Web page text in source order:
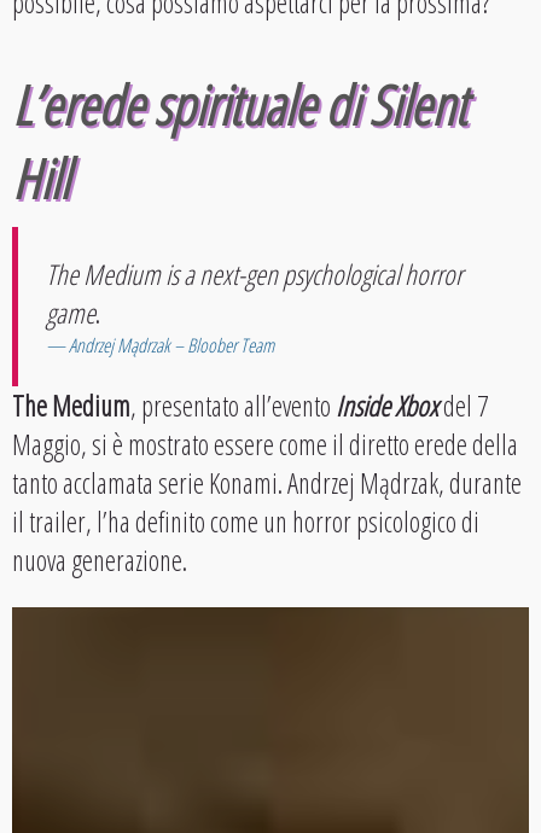
L’erede spirituale di Silent
Hill
The Medium is a next-gen psychological horror
game.
Andrzej Mądrzak – Bloober Team
The Medium, presentato all’eventoInside Xboxdel 7
Maggio, si è mostrato essere come il diretto erede della
tanto acclamata serie Konami. Andrzej Mądrzak, durante
il trailer, l’ha definito come un horror psicologico di
nuova generazione.